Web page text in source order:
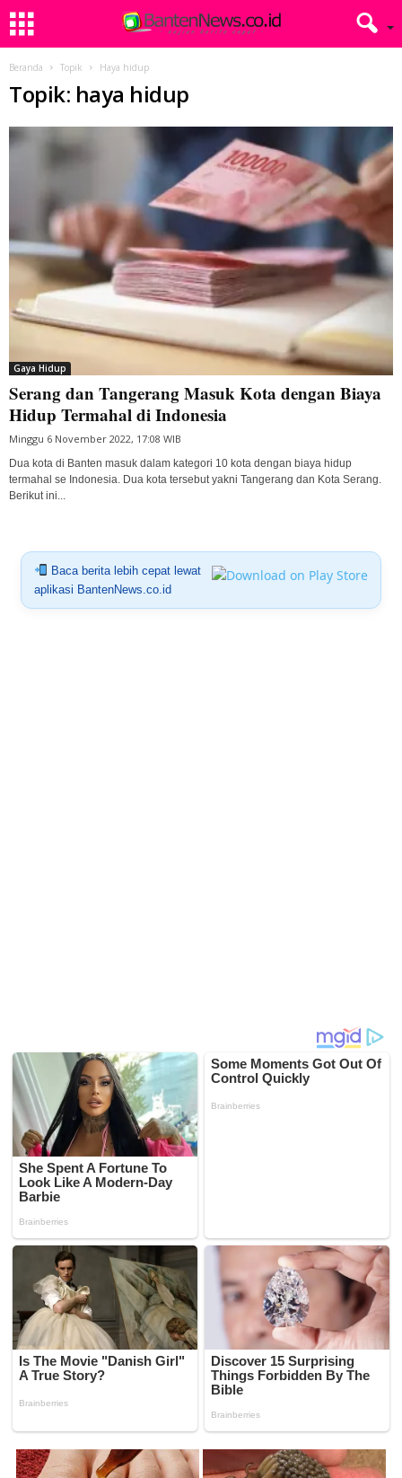
Beranda Topik Haya hidup
Topik: haya hidup
Gaya Hidup
Serang dan Tangerang Masuk Kota dengan Biaya
Hidup Termahal di Indonesia
Minggu 6 November 2022, 17:08 WIB
Dua kota di Banten masuk dalam kategori 10 kota dengan biaya hidup
termahal se Indonesia. Dua kota tersebut yakni Tangerang dan Kota Serang.
Berikut ini...
Baca berita lebih cepat lewat
aplikasi BantenNews.co.id